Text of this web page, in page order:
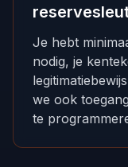
Je hebt
nodig, je
we ook
te